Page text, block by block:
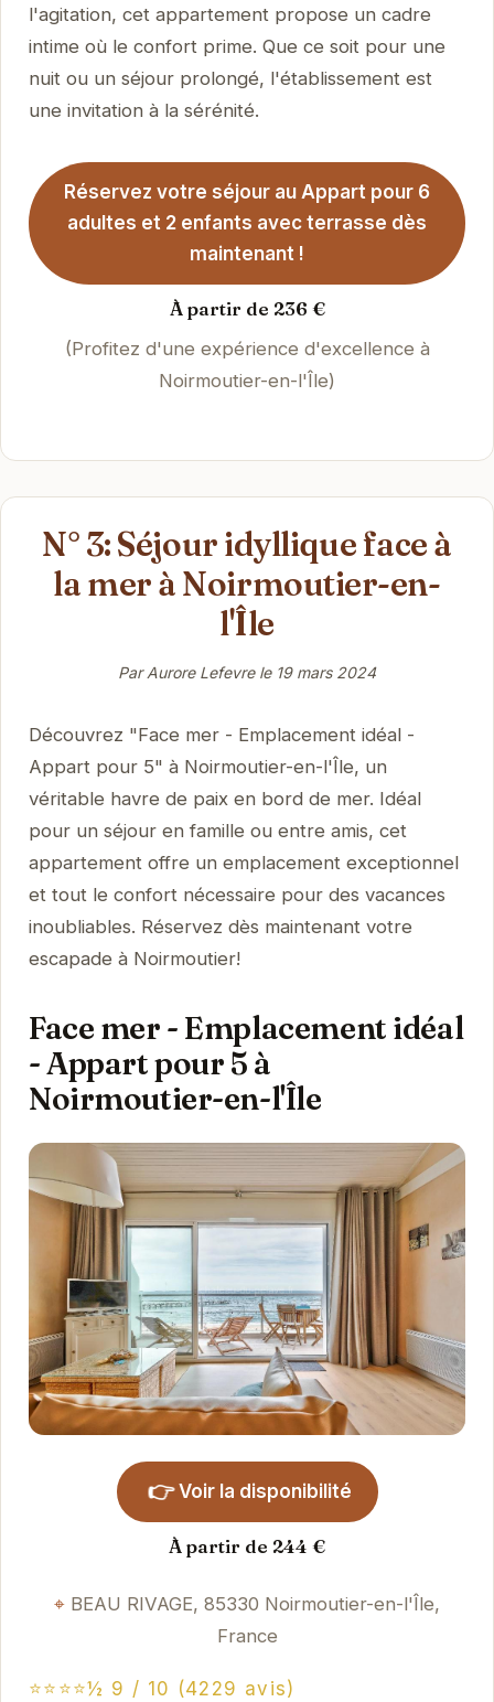
l'agitation, cet appartement propose un cadre
intime où le confort prime. Que ce soit pour une
nuit ou un séjour prolongé, l'établissement est
une invitation à la sérénité.
Réservez votre séjour au Appart pour 6
adultes et 2 enfants avec terrasse dès
maintenant !
À partir de 236 €
(Profitez d'une expérience d'excellence à
Noirmoutier-en-l'Île)
N° 3: Séjour idyllique face à
la mer à Noirmoutier-en-
l'Île
Par Aurore Lefevre le 19 mars 2024
Découvrez "Face mer - Emplacement idéal -
Appart pour 5" à Noirmoutier-en-l'Île, un
véritable havre de paix en bord de mer. Idéal
pour un séjour en famille ou entre amis, cet
appartement offre un emplacement exceptionnel
et tout le confort nécessaire pour des vacances
inoubliables. Réservez dès maintenant votre
escapade à Noirmoutier!
Face mer - Emplacement idéal
- Appart pour 5 à
Noirmoutier-en-l'Île
👉 Voir la disponibilité
À partir de 244 €
BEAU RIVAGE, 85330 Noirmoutier-en-l'Île,
France
⭐⭐⭐⭐½ 9 / 10 (4229 avis)